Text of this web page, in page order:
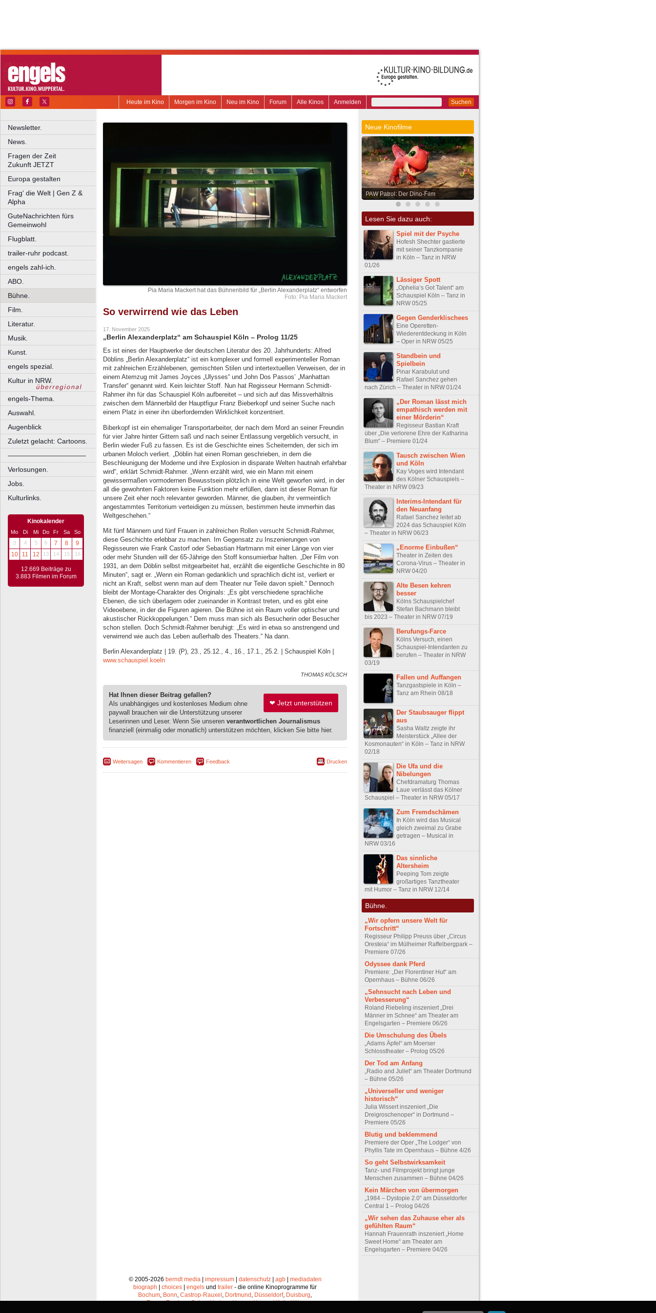
Suchen
Anmelden
Alle Kinos
Forum
Neu im Kino
Morgen im Kino
Heute im Kino
Newsletter.
News.
Fragen der Zeit
Zukunft JETZT
Europa gestalten
Frag' die Welt | Gen Z &
Alpha
GuteNachrichten fürs
Gemeinwohl
Flugblatt.
trailer-ruhr podcast.
engels zahl-ich.
ABO.
Bühne.
Film.
Literatur.
Musik.
Kunst.
engels spezial.
Kultur in NRW.
engels-Thema.
Auswahl.
Augenblick
Zuletzt gelacht: Cartoons.
––––––––––––––––––––
Verlosungen.
Jobs.
Kulturlinks.
Kinokalender
Mo Di Mi Do Fr Sa
So
3
4 5 6 7 8
9
10
11 12 13 14 15 16
12.669 Beiträge zu
3.883 Filmen im Forum
Pia Maria Mackert hat das Bühnenbild für „Berlin Alexanderplatz“ entworfen
Foto: Pia Maria Mackert
So verwirrend wie das Leben
17. November 2025
„Berlin Alexanderplatz“ am Schauspiel Köln – Prolog 11/25
Es ist eines der Hauptwerke der deutschen Literatur des 20. Jahrhunderts: Alfred
Döblins „Berlin Alexanderplatz“ ist ein komplexer und formell experimenteller Roman
mit zahlreichen Erzählebenen, gemischten Stilen und intertextuellen Verweisen, der in
einem Atemzug mit James Joyces „Ulysses“ und John Dos Passos’ „Manhattan
Transfer“ genannt wird. Kein leichter Stoff. Nun hat Regisseur Hermann Schmidt-
Rahmer ihn für das Schauspiel Köln aufbereitet – und sich auf das Missverhältnis
zwischen dem Männerbild der Hauptfigur Franz Bieberkopf und seiner Suche nach
einem Platz in einer ihn überfordernden Wirklichkeit konzentriert.
Biberkopf ist ein ehemaliger Transportarbeiter, der nach dem Mord an seiner Freundin
für vier Jahre hinter Gittern saß und nach seiner Entlassung vergeblich versucht, in
Berlin wieder Fuß zu fassen. Es ist die Geschichte eines Scheiternden, der sich im
urbanen Moloch verliert. „Döblin hat einen Roman geschrieben, in dem die
Beschleunigung der Moderne und ihre Explosion in disparate Welten hautnah erfahrbar
wird“, erklärt Schmidt-Rahmer. „Wenn erzählt wird, wie ein Mann mit einem
gewissermaßen vormodernen Bewusstsein plötzlich in eine Welt geworfen wird, in der
all die gewohnten Faktoren keine Funktion mehr erfüllen, dann ist dieser Roman für
unsere Zeit eher noch relevanter geworden. Männer, die glauben, ihr vermeintlich
angestammtes Territorium verteidigen zu müssen, bestimmen heute immerhin das
Weltgeschehen.“
Mit fünf Männern und fünf Frauen in zahlreichen Rollen versucht Schmidt-Rahmer,
diese Geschichte erlebbar zu machen. Im Gegensatz zu Inszenierungen von
Regisseuren wie Frank Castorf oder Sebastian Hartmann mit einer Länge von vier
oder mehr Stunden will der 65-Jährige den Stoff konsumierbar halten. „Der Film von
1931, an dem Döblin selbst mitgearbeitet hat, erzählt die eigentliche Geschichte in 80
Minuten“, sagt er. „Wenn ein Roman gedanklich und sprachlich dicht ist, verliert er
nicht an Kraft, selbst wenn man auf dem Theater nur Teile davon spielt.“ Dennoch
bleibt der Montage-Charakter des Originals: „Es gibt verschiedene sprachliche
Ebenen, die sich überlagern oder zueinander in Kontrast treten, und es gibt eine
Videoebene, in der die Figuren agieren. Die Bühne ist ein Raum voller optischer und
akustischer Rückkoppelungen.“ Dem muss man sich als Besucherin oder Besucher
schon stellen. Doch Schmidt-Rahmer beruhigt: „Es wird in etwa so anstrengend und
verwirrend wie auch das Leben außerhalb des Theaters.“ Na dann.
Berlin Alexanderplatz | 19. (P), 23., 25.12., 4., 16., 17.1., 25.2. | Schauspiel Köln |
www.schauspiel.koeln
THOMAS KÖLSCH
❤ Jetzt unterstützen
Hat Ihnen dieser Beitrag gefallen?
Als unabhängiges und kostenloses Medium ohne
paywall brauchen wir die Unterstützung unserer
Leserinnen und Leser. Wenn Sie unseren verantwortlichen Journalismus
finanziell (einmalig oder monatlich) unterstützen möchten, klicken Sie bitte hier.
Weitersagen Kommentieren Feedback Drucken
Neue Kinofilme
PAW Patrol: Der Dino-Film
Lesen Sie dazu auch:
Spiel mit der Psyche
Hofesh Shechter gastierte
mit seiner Tanzkompanie
in Köln – Tanz in NRW
01/26
Lässiger Spott
„Ophelia‘s Got Talent“ am
Schauspiel Köln – Tanz in
NRW 05/25
Gegen Genderklischees
Eine Operetten-
Wiederentdeckung in Köln
– Oper in NRW 05/25
Standbein und
Spielbein
Pinar Karabulut und
Rafael Sanchez gehen
nach Zürich – Theater in NRW 01/24
„Der Roman lässt mich
empathisch werden mit
einer Mörderin“
Regisseur Bastian Kraft
über „Die verlorene Ehre der Katharina
Blum“ – Premiere 01/24
Tausch zwischen Wien
und Köln
Kay Voges wird Intendant
des Kölner Schauspiels –
Theater in NRW 09/23
Interims-Intendant für
den Neuanfang
Rafael Sanchez leitet ab
2024 das Schauspiel Köln
– Theater in NRW 06/23
„Enorme Einbußen“
Theater in Zeiten des
Corona-Virus – Theater in
NRW 04/20
Alte Besen kehren
besser
Kölns Schauspielchef
Stefan Bachmann bleibt
bis 2023 – Theater in NRW 07/19
Berufungs-Farce
Kölns Versuch, einen
Schauspiel-Intendanten zu
berufen – Theater in NRW
03/19
Fallen und Auffangen
Tanzgastspiele in Köln –
Tanz am Rhein 08/18
Der Staubsauger flippt
aus
Sasha Waltz zeigte ihr
Meisterstück „Allee der
Kosmonauten“ in Köln – Tanz in NRW
02/18
Die Ufa und die
Nibelungen
Chefdramaturg Thomas
Laue verlässt das Kölner
Schauspiel – Theater in NRW 05/17
Zum Fremdschämen
In Köln wird das Musical
gleich zweimal zu Grabe
getragen – Musical in
NRW 03/16
Das sinnliche
Altersheim
Peeping Tom zeigte
großartiges Tanztheater
mit Humor – Tanz in NRW 12/14
Bühne.
„Wir opfern unsere Welt für
Fortschritt“
Regisseur Philipp Preuss über „Circus
Oresteia“ im Mülheimer Raffelbergpark –
Premiere 07/26
Odyssee dank Pferd
Premiere: „Der Florentiner Hut“ am
Opernhaus – Bühne 06/26
„Sehnsucht nach Leben und
Verbesserung“
Roland Riebeling inszeniert „Drei
Männer im Schnee“ am Theater am
Engelsgarten – Premiere 06/26
Die Umschulung des Übels
„Adams Äpfel“ am Moerser
Schlosstheater – Prolog 05/26
Der Tod am Anfang
„Radio and Juliet“ am Theater Dortmund
– Bühne 05/26
„Universeller und weniger
historisch“
Julia Wissert inszeniert „Die
Dreigroschenoper“ in Dortmund –
Premiere 05/26
Blutig und beklemmend
Premiere der Oper „The Lodger“ von
Phyllis Tate im Opernhaus – Bühne 4/26
So geht Selbstwirksamkeit
Tanz- und Filmprojekt bringt junge
Menschen zusammen – Bühne 04/26
Kein Märchen von übermorgen
„1984 – Dystopie 2.0“ am Düsseldorfer
Central 1 – Prolog 04/26
„Wir sehen das Zuhause eher als
gefühlten Raum“
Hannah Frauenrath inszeniert „Home
Sweet Home“ am Theater am
Engelsgarten – Premiere 04/26
© 2005-2026 berndt media| impressum| datenschutz| agb| mediadaten
biograph
choices engels und trailer - die online Kinoprogramme für
Bochum, Bonn, Castrop-Rauxel , Dortmund , Düsseldorf, Duisburg,
Essen,Frechen,Gelsenkirchen,Hagen,Herne,Hürth,Köln,